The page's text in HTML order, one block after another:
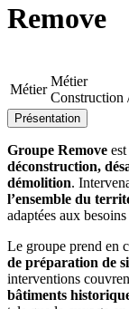
Remove
Métier
Métier
Construction
Présentation
Groupe Remove
déconstruction,
démolition.
l’ensemble du
adaptées aux
Le groupe prend en
de préparation de
interventions
bâtiments